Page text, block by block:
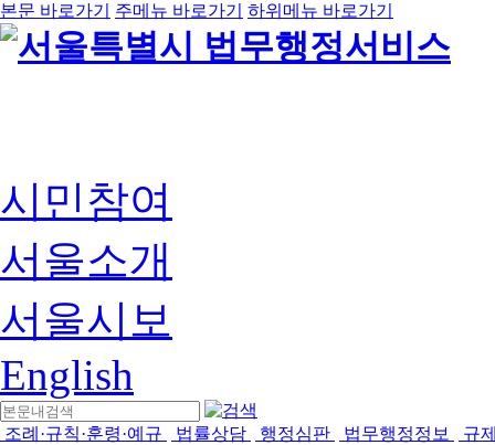
본문 바로가기 주메뉴 바로가기 하위메뉴 바로가기
시민참여
서울소개
서울시보
English
조례·규칙·훈령·예규 법률상담 행정심판 법무행정정보 규